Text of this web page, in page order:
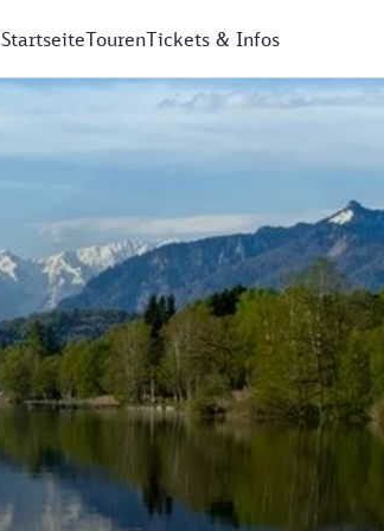
StartseiteTourenTickets & Infos